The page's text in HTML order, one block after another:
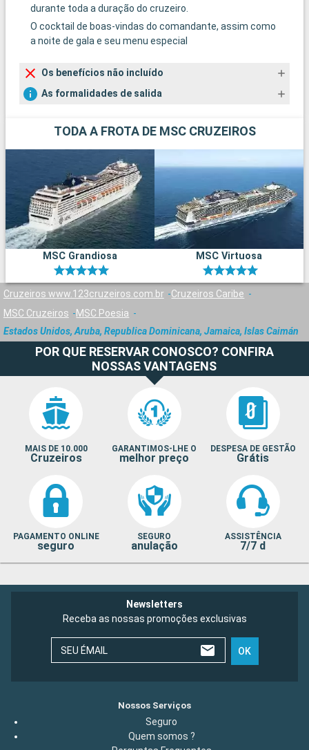
durante toda a duração do cruzeiro.
O cocktail de boas-vindas do comandante, assim como
a noite de gala e seu menu especial
Os benefícios não incluído
As formalidades de salida
TODA A FROTA DE MSC CRUZEIROS
MSC Grandiosa MSC Virtuosa
Cruzeiros www.123cruzeiros.com.br
Cruzeiros Caribe
MSC Cruzeiros
MSC Poesia
Estados Unidos, Aruba, Republica Dominicana, Jamaica, Islas Caimán
POR QUE RESERVAR CONOSCO? CONFIRA
NOSSAS VANTAGENS
MAIS DE 10.000
Cruzeiros
GARANTIMOS-LHE O
melhor preço
DESPESA DE GESTÃO
Grátis
PAGAMENTO ONLINE
seguro
SEGURO
anulação
ASSISTÊNCIA
7/7 d
Newsletters
Receba as nossas promoções exclusivas
SEU ÉMAIL OK
Nossos Serviços
Seguro
Quem somos ?